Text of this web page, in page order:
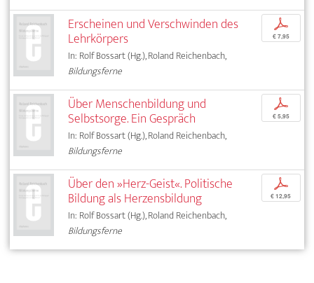
Erscheinen und Verschwinden des
Lehrkörpers
In: Rolf Bossart (Hg.), Roland Reichenbach,
Bildungsferne
p
€ 7,95
Über Menschenbildung und
Selbstsorge. Ein Gespräch
In: Rolf Bossart (Hg.), Roland Reichenbach,
Bildungsferne
p
€ 5,95
Über den »Herz-Geist«. Politische
Bildung als Herzensbildung
In: Rolf Bossart (Hg.), Roland Reichenbach,
Bildungsferne
p
€ 12,95